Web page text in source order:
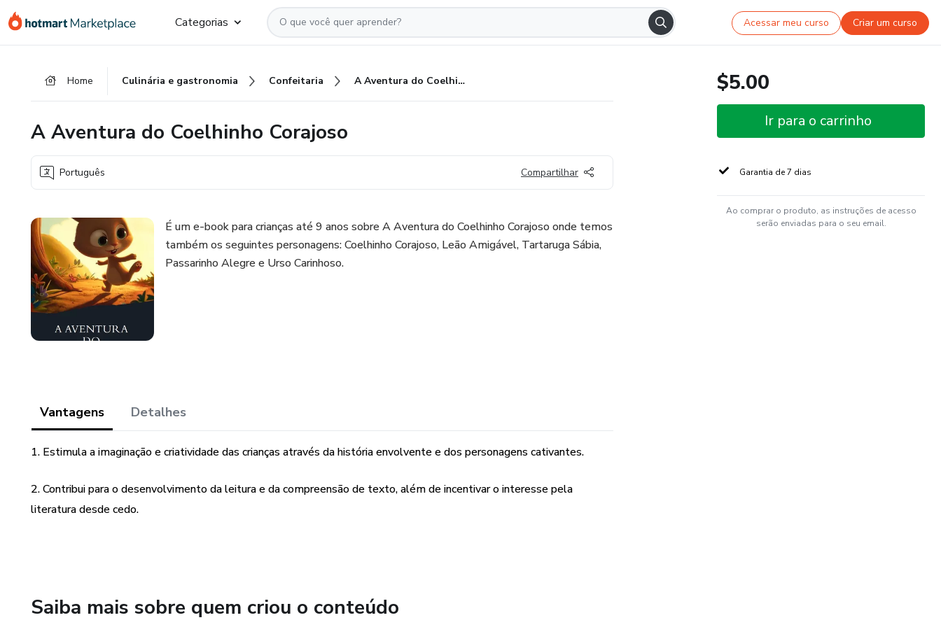
para
para
para
Categorias Acessar meu curso Criar um curso
Home Culinária e gastronomia Confeitaria A Aventura do Coelhinho Corajoso
A Aventura do Coelhinho Corajoso
Português Compartilhar
É um e-book para crianças até 9 anos sobre A Aventura do Coelhinho Corajoso onde temos
também os seguintes personagens: Coelhinho Corajoso, Leão Amigável, Tartaruga Sábia,
Passarinho Alegre e Urso Carinhoso.
Vantagens Detalhes
1. Estimula a imaginação e criatividade das crianças através da história envolvente e dos personagens cativantes.
2. Contribui para o desenvolvimento da leitura e da compreensão de texto, além de incentivar o interesse pela
literatura desde cedo.
Saiba mais sobre quem criou o conteúdo
$5.00
Ir para o carrinho
Garantia de 7 dias
Ao comprar o produto, as instruções de acesso
serão enviadas para o seu email.